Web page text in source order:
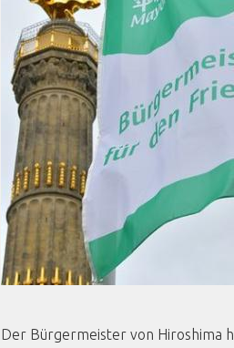
Der Bürgermeister von Hiroshima